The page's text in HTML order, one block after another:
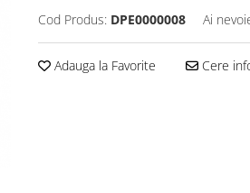
Cod Produs: DPE0000008 Ai
Adauga la Favorite Cere